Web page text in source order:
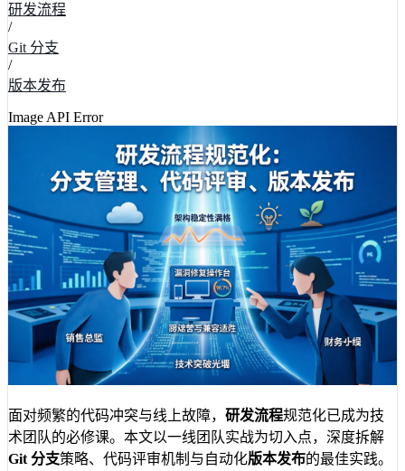
研发流程
/
Git 分支
/
版本发布
Image API Error
面对频繁的代码冲突与线上故障， 研发流程规范化已成为技
术团队的必修课。本文以一线团队实战为切入点，深度拆解
Git 分支策略、代码评审机制与自动化版本发布的最佳实践。